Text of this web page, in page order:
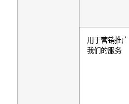
用于营销推广
我们的服务